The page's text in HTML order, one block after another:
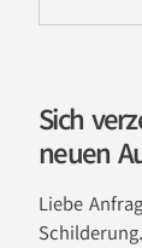
Sich
neuen
Liebe
Schilderung.